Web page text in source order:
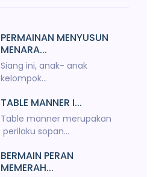
PERMAINAN MENYUSUN
MENARA...
Siang ini, anak- anak
kelompok...
TABLE MANNER I...
Table manner merupakan
perilaku sopan...
BERMAIN PERAN
MEMERAH...